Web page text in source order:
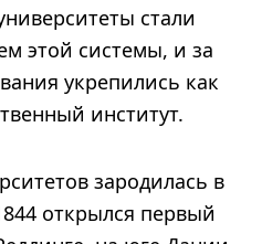
стали
этой системы, и за
укрепились как
институт.
зародилась в
открылся первый